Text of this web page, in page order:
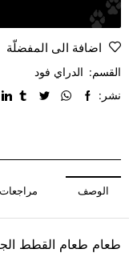
اضافة الى المفضلّة
القسم: الدراي فود
نشر:
الوصف مراجعات
طعام طعام القطط